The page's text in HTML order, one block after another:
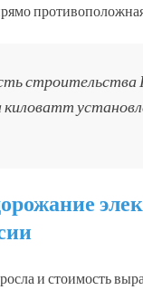
строительства
киловатт
и стоимость